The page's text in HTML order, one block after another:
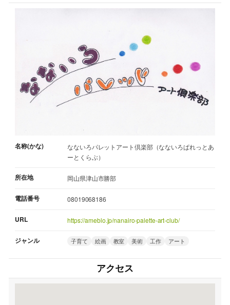
名称(かな)
なないろパレットアート倶楽部（なないろぱれっとあ
ーとくらぶ）
所在地 岡山県津山市勝部
電話番号 08019068186
URL https://ameblo.jp/nanairo-palette-art-club/
ジャンル 子育て 絵画 教室 美術 工作 アート
アクセス